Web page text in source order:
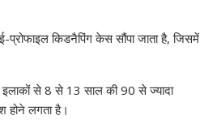
प्रोफाइल किडनैपिंग केस सौंपा जाता है, जिसमें
इलाकों से 8 से 13 साल की 90 से ज्यादा
होने लगता है।